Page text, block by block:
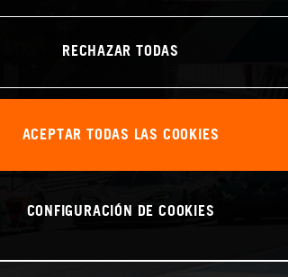
RECHAZAR TODAS
ACEPTAR TODAS LAS COOKIES
CONFIGURACIÓN DE COOKIES